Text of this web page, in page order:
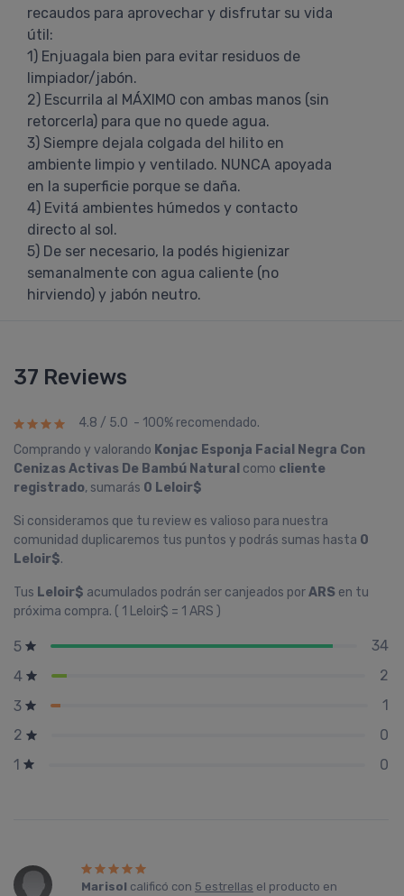
recaudos para aprovechar y disfrutar su vida
útil:
1) Enjuagala bien para evitar residuos de
limpiador/jabón.
2) Escurrila al MÁXIMO con ambas manos (sin
retorcerla) para que no quede agua.
3) Siempre dejala colgada del hilito en
ambiente limpio y ventilado. NUNCA apoyada
en la superficie porque se daña.
4) Evitá ambientes húmedos y contacto
directo al sol.
5) De ser necesario, la podés higienizar
semanalmente con agua caliente (no
hirviendo) y jabón neutro.
37 Reviews
4.8 / 5.0 - 100% recomendado.
Comprando y valorando Konjac Esponja Facial Negra Con
Cenizas Activas De Bambú Natural como cliente
registrado, sumarás 0 Leloir$
Si consideramos que tu review es valioso para nuestra
comunidad duplicaremos tus puntos y podrás sumas hasta 0
Leloir$.
Tus Leloir$ acumulados podrán ser canjeados porARS en tu
próxima compra. ( 1 Leloir$ = 1 ARS )
5
34
4
2
3
1
2
0
1
0
Marisol calificó con 5 estrellas el producto en